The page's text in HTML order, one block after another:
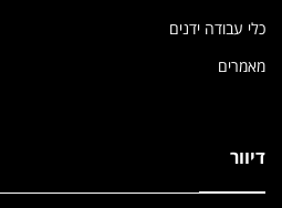
כלי עבודה ידנים
מאמרים
דיוור